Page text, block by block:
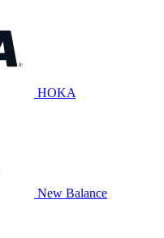
HOKA
New Balance